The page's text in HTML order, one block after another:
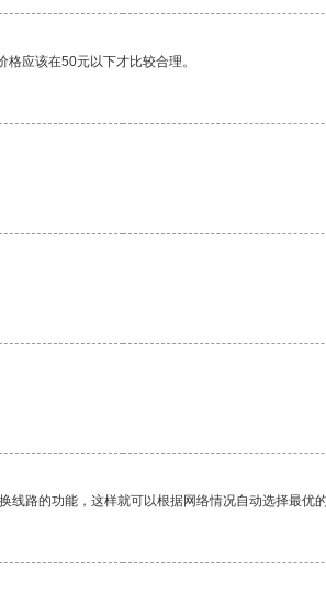
应该在50元以下才比较合理。
路的功能，这样就可以根据网络情况自动选择最优